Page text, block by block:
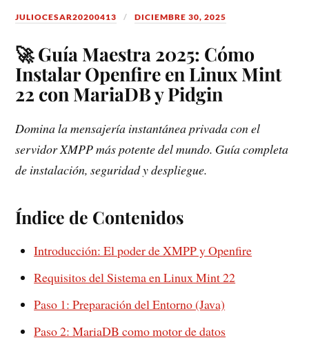
JULIOCESAR20200413 DICIEMBRE 30, 2025
🚀 Guía Maestra 2025: Cómo
Instalar Openfire en Linux Mint
22 con MariaDB y Pidgin
Domina la mensajería instantánea privada con el
servidor XMPP más potente del mundo. Guía completa
de instalación, seguridad y despliegue.
Índice de Contenidos
Introducción: El poder de XMPP y Openfire
Requisitos del Sistema en Linux Mint 22
Paso 1: Preparación del Entorno (Java)
Paso 2: MariaDB como motor de datos